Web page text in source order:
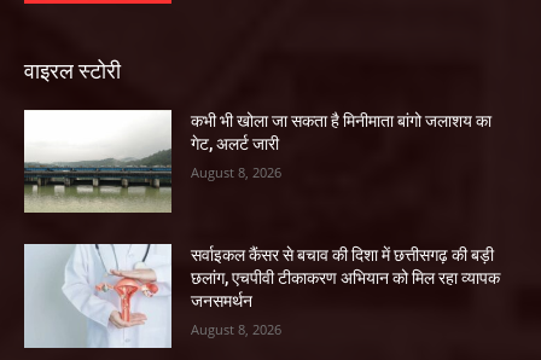
वाइरल स्टोरी
कभी भी खोला जा सकता है मिनीमाता बांगो जलाशय का
गेट, अलर्ट जारी
August 8, 2026
सर्वाइकल कैंसर से बचाव की दिशा में छत्तीसगढ़ की बड़ी
छलांग, एचपीवी टीकाकरण अभियान को मिल रहा व्यापक
जनसमर्थन
August 8, 2026